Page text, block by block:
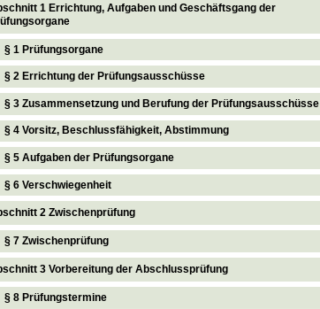
1 Errichtung, Aufgaben und Geschäftsgang der
§ 1 Prüfungsorgane
§ 2 Errichtung der Prüfungsausschüsse
§ 3 Zusammensetzung und Berufung der Prüfungsausschüsse
§ 4 Vorsitz, Beschlussfähigkeit, Abstimmung
§ 5 Aufgaben der Prüfungsorgane
§ 6 Verschwiegenheit
2 Zwischenprüfung
§ 7 Zwischenprüfung
3 Vorbereitung der Abschlussprüfung
§ 8 Prüfungstermine